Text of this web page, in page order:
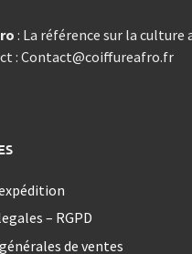
: La référence sur la culture
: Contact@coiffureafro.fr
– RGPD
de ventes